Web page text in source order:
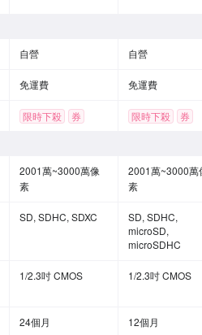
自營 自營
免運費 免運費
限時下殺 券 限時下殺 券
2001萬~3000萬像
素
2001萬~3000萬
素
SD, SDHC, SDXC
SD, SDHC,
microSD,
microSDHC
1/2.3吋 CMOS 1/2.3吋 CMOS
24個月 12個月